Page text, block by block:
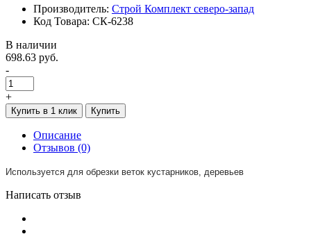
Производитель: Строй Комплект северо-запад
Код Товара: СК-6238
В наличии
698.63 руб.
-
+
Купить в 1 клик Купить
Описание
Отзывов (0)
Используется для обрезки веток кустарников, деревьев
Написать отзыв